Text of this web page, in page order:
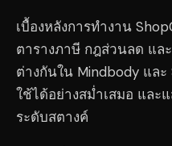
เบื้องหลังการทำงาน
ตารางภาษี กฎส่วนลด แล
ต่างกันใน Mindbody แล
ใช้ได้อย่างสม่ำเสมอ และ
ระดับสตางค์